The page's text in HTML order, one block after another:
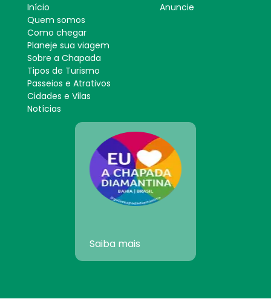
Início
Quem somos
Como chegar
Planeje sua viagem
Sobre a Chapada
Tipos de Turismo
Passeios e Atrativos
Cidades e Vilas
Notícias
Anuncie
Saiba mais